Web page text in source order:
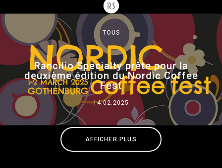
TOUS
Rancilio Specialty prête pour la
deuxième édition du Nordic Coffee
Fest
14.02.2025
AFFICHER PLUS
Our brands
Group
News